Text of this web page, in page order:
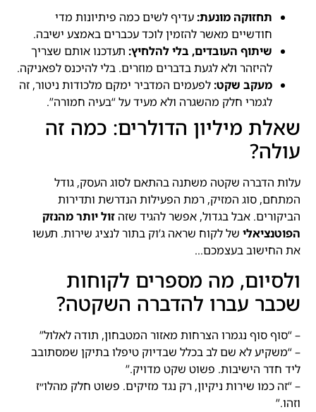
תחזוקה מונעת:עדיף לשים כמה פיתיונות מדי
חודשיים מאשר להזמין לוכד עכברים באמצע ישיבה.
שיתוף העובדים, בלי להלחיץ: תעדכנו אותם שצריך
להיזהר ולא לגעת בדברים מוזרים. בלי להיכנס לפאניקה.
מעקב שקט:לפעמים המדביר ימקם מלכודות ניטור, זה
לגמרי חלק מהשגרה ולא מעיד על “בעיה חמורה”.
שאלת מיליון הדולרים: כמה זה
עולה?
עלות הדברה שקטה משתנה בהתאם לסוג העסק, גודל
המתחם, סוג המזיק, רמת הפעילות הנדרשת ותדירות
הביקורים. אבל בגדול, אפשר להגיד שזהזול יותר מהנזק
הפוטנציאלי של לקוח שראה ג’וק בתור לנציג שירות. תעשו
את החישוב בעצמכם…
ולסיום, מה מספרים לקוחות
שכבר עברו להדברה השקטה?
– “סוף סוף נגמרו הצרחות מאזור המטבחון, תודה לאלול”
– “משקיע לא שם לב בכלל שבדיוק טיפלו בתיקן שמסתובב
ליד חדר הישיבות. פשוט שקט מדויק.”
– “זה כמו שירות ניקיון, רק נגד מזיקים. פשוט חלק מהלו״ז
וזהו.”